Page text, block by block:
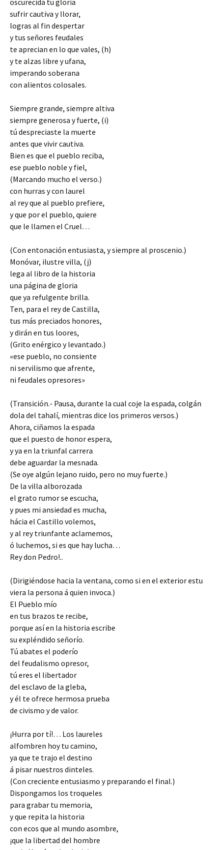
oscurecida tu gloria
sufrir cautiva y llorar,
logras al fin despertar
y tus señores feudales
te aprecian en lo que vales, (h)
y te alzas libre y ufana,
imperando soberana
con alientos colosales.
Siempre grande, siempre altiva
siempre generosa y fuerte, (i)
tú despreciaste la muerte
antes que vivir cautiva.
Bien es que el pueblo reciba,
ese pueblo noble y fiel,
(Marcando mucho el verso.)
con hurras y con laurel
al rey que al pueblo prefiere,
y que por el pueblo, quiere
que le llamen el Cruel…
(Con entonación entusiasta, y siempre al proscenio.)
Monóvar, ilustre villa, (j)
lega al libro de la historia
una página de gloria
que ya refulgente brilla.
Ten, para el rey de Castilla,
tus más preciados honores,
y dirán en tus loores,
(Grito enérgico y levantado.)
«ese pueblo, no consiente
ni servilismo que afrente,
ni feudales opresores»
(Transición.- Pausa, durante la cual coje la espada, colgán
dola del tahalí, mientras dice los primeros versos.)
Ahora, ciñamos la espada
que el puesto de honor espera,
y ya en la triunfal carrera
debe aguardar la mesnada.
(Se oye algún lejano ruido, pero no muy fuerte.)
De la villa alborozada
el grato rumor se escucha,
y pues mi ansiedad es mucha,
hácia el Castillo volemos,
y al rey triunfante aclamemos,
ó luchemos, si es que hay lucha…
Rey don Pedro!..
(Dirigiéndose hacia la ventana, como si en el exterior estu
viera la persona á quien invoca.)
El Pueblo mío
en tus brazos te recibe,
porque así en la historia escribe
su expléndido señorío.
Tú abates el poderío
del feudalismo opresor,
tú eres el libertador
del esclavo de la gleba,
y él te ofrece hermosa prueba
de civismo y de valor.
¡Hurra por tí!… Los laureles
alfombren hoy tu camino,
ya que te trajo el destino
á pisar nuestros dinteles.
(Con creciente entusiasmo y preparando el final.)
Dispongamos los troqueles
para grabar tu memoria,
y que repita la historia
con ecos que al mundo asombre,
¡que la libertad del hombre